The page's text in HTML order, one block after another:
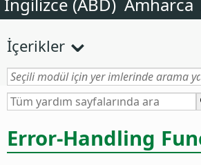
İçerikler
Error-Handling